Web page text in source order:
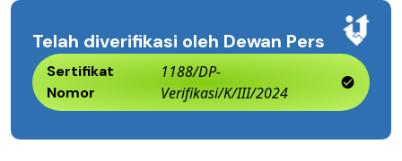
Telah diverifikasi oleh Dewan Pers
Sertifikat
Nomor
1188/DP-
Verifikasi/K/III/2024